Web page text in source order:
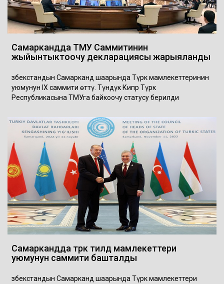
Самаркандда ТМУ Саммитинин
жыйынтыктоочу декларациясы жарыяланды
Өзбекстандын Самарканд шаарында Түрк мамлекеттеринин
уюмунун IX саммити өттү. Түндүк Кипр Түрк
Республикасына ТМУга байкоочу статусу берилди
Самаркандда түрк тилдүү мамлекеттери
уюмунун саммити башталды
Өзбекстандын Самарканд шаарында Түрк мамлекеттери